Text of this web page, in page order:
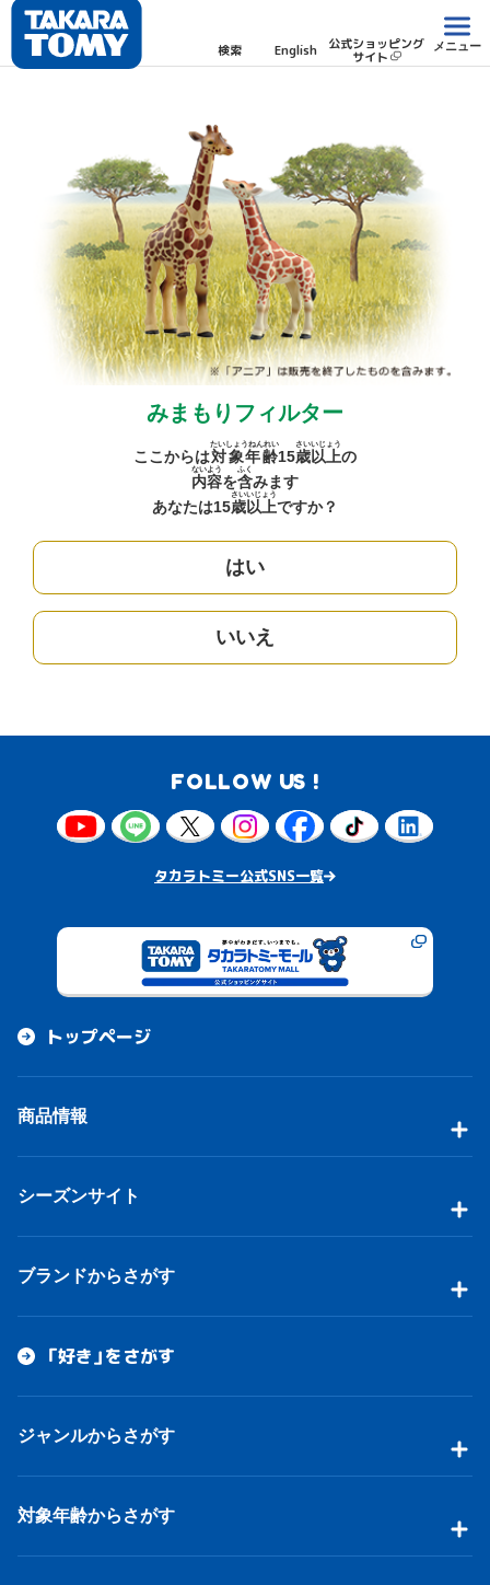
検索 English 公式ショッピング
サイト
メニュー
みまもりフィルター
ここからは対象年齢
たいしょうねんれい
15歳
さい
以上
いじょう
の
内容
ないよう
を含
ふく
みます
あなたは15歳
さい
以上
いじょう
ですか？
はい
いいえ
FOLLOW US !
タカラトミー公式SNS一覧
トップページ
商品情報
シーズンサイト
ブランドからさがす
「好き」をさがす
ジャンルからさがす
対象年齢からさがす